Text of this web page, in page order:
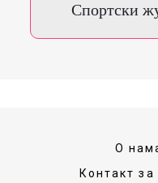
Спортски
О
Контакт за